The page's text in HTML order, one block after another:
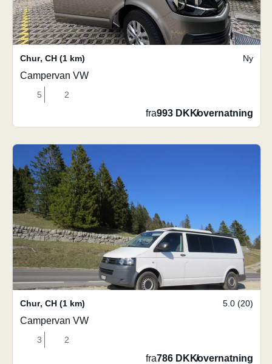
Chur, CH (1 km) Ny
Campervan VW
5 2
fra993 DKK/overnatning
Chur, CH (1 km) 5.0 (20)
Campervan VW
3 2
fra786 DKK/overnatning